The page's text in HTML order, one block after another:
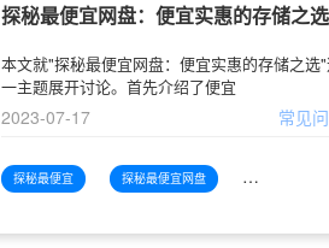
探秘最便宜网盘：便宜实惠的存储之选
本文就"探秘最便宜网盘：便宜实惠的存储之选
一主题展开讨论。首先介绍了便宜
2023-07-17 常见
探秘最便宜 探秘最便宜网盘 探秘最便宜网